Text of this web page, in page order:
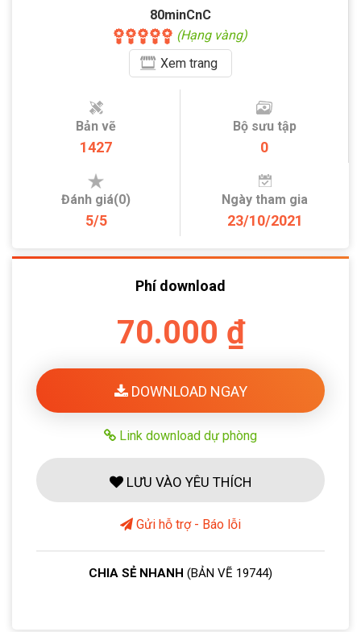
80minCnC
(Hạng vàng)
Xemtrang
Bản vẽ
1427
Bộ sưu tập
0
Đánh giá(0)
5/5
Ngày tham gia
23/10/2021
Phí download
70.000 ₫
DOWNLOAD NGAY
Link download dự phòng
LƯU VÀO YÊU THÍCH
Gửi hỗ trợ - Báo lỗi
CHIA SẺ NHANH (BẢN VẼ 19744)